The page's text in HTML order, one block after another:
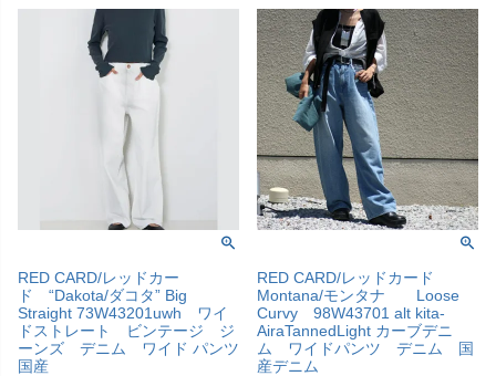
RED CARD/レッドカー
ド “Dakota/ダコタ” Big
Straight 73W43201uwh ワイ
ドストレート ビンテージ ジ
ーンズ デニム ワイド パンツ
国産
RED CARD/レッドカード
Montana/モンタナ Loose
Curvy 98W43701 alt kita-
AiraTannedLight カーブデニ
ム ワイドパンツ デニム 国
産デニム